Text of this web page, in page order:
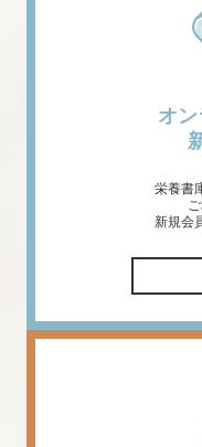
オ
栄養書
新規会